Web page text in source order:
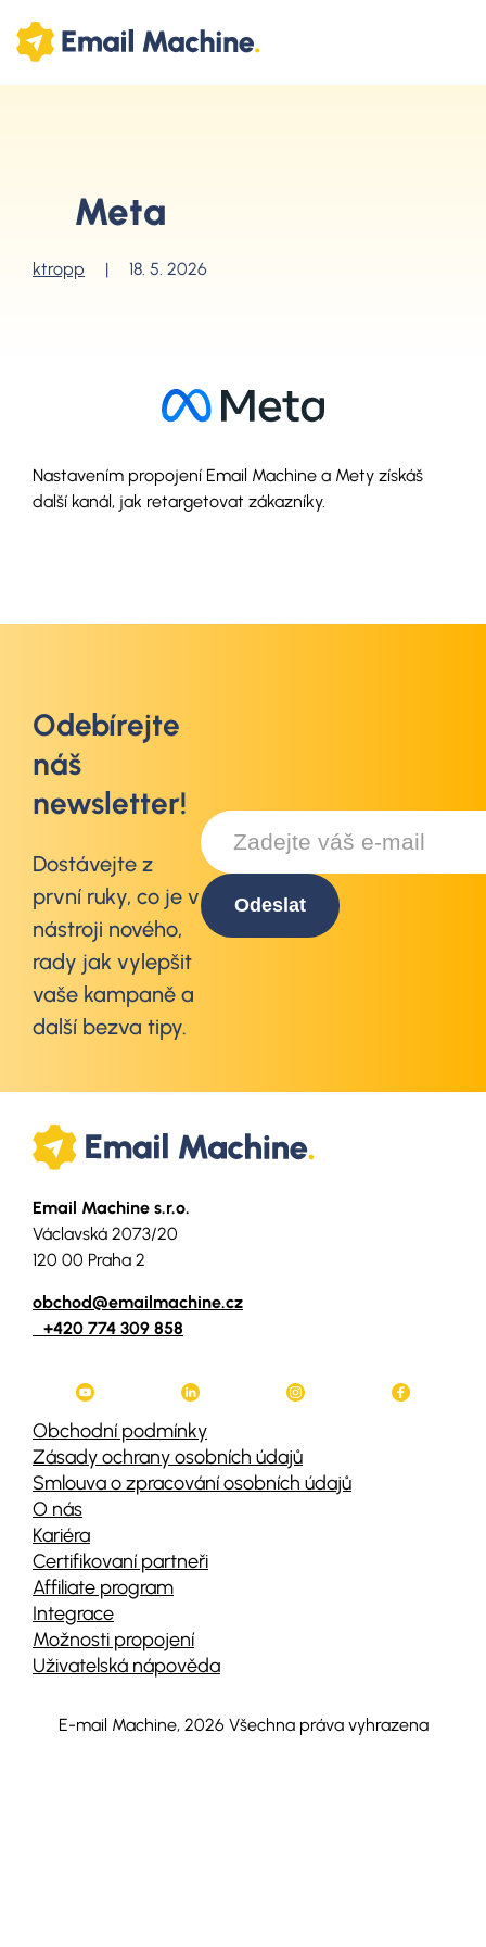
Meta
ktropp | 18. 5. 2026
Nastavením propojení Email Machine a Mety získáš
další kanál, jak retargetovat zákazníky.
Odebírejte
náš
newsletter!
Dostávejte z
první ruky, co je v
nástroji nového,
rady jak vylepšit
vaše kampaně a
další bezva tipy.
Email Machine s.r.o.
Václavská 2073/20
120 00 Praha 2
obchod@emailmachine.cz
+420 774 309 858
Obchodní podmínky
Zásady ochrany osobních údajů
Smlouva o zpracování osobních údajů
O nás
Kariéra
Certifikovaní partneři
Affiliate program
Integrace
Možnosti propojení
Uživatelská nápověda
E-mail Machine, 2026 Všechna práva vyhrazena